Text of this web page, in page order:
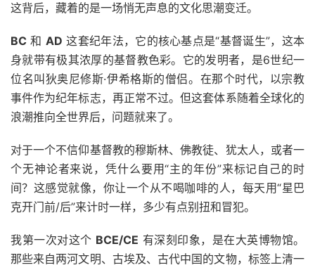
这背后，藏着的是一场悄无声息的文化思潮变迁。
BC 和 AD 这套纪年法，它的核心基点是“基督诞生”，这本
身就带有极其浓厚的基督教色彩。它的发明者，是6世纪一
位名叫狄奥尼修斯·伊希格斯的僧侣。在那个时代，以宗教
事件作为纪年标志，再正常不过。但这套体系随着全球化的
浪潮推向全世界后，问题就来了。
对于一个不信仰基督教的穆斯林、佛教徒、犹太人，或者一
个无神论者来说，凭什么要用“主的年份”来标记自己的时
间？这感觉就像，你让一个从不喝咖啡的人，每天用“星巴
克开门前/后”来计时一样，多少有点别扭和冒犯。
我第一次对这个 BCE/CE 有深刻印象，是在大英博物馆。
那些来自两河文明、古埃及、古代中国的文物，标签上清一